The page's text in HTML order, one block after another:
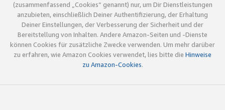
(zusammenfassend „Cookies“ genannt) nur, um Dir Dienstleistungen
anzubieten, einschließlich Deiner Authentifizierung, der Erhaltung
Deiner Einstellungen, der Verbesserung der Sicherheit und der
Bereitstellung von Inhalten. Andere Amazon-Seiten und -Dienste
können Cookies für zusätzliche Zwecke verwenden. Um mehr darüber
zu erfahren, wie Amazon Cookies verwendet, lies bitte die Hinweise
zu Amazon-Cookies.